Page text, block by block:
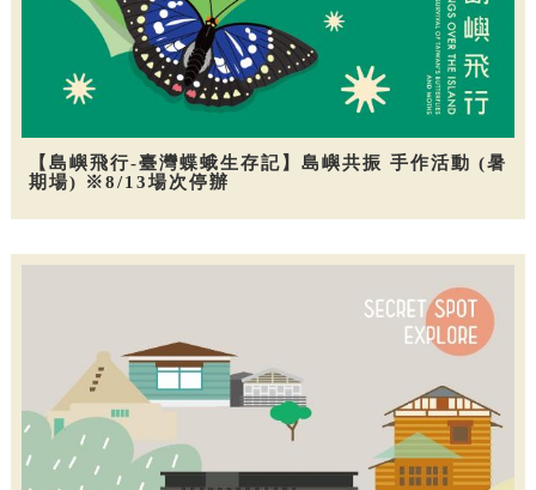
【島嶼飛行-臺灣蝶蛾生存記】島嶼共振 手作活動 (暑
期場) ※8/13場次停辦